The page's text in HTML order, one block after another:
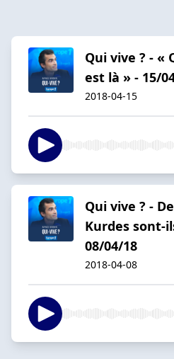
Qui vive ? - «
est là » - 15/
2018-04-15
Qui vive ? -
Kurdes sont-
08/04/18
2018-04-08